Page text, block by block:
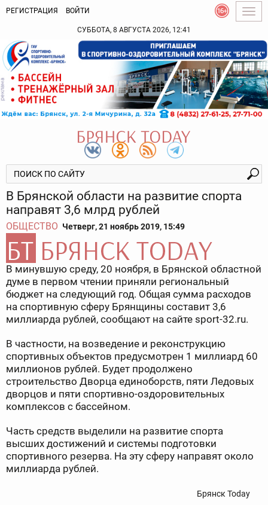
РЕГИСТРАЦИЯ ВОЙТИ
СУББОТА, 8 АВГУСТА 2026, 12:41
В Брянской области на развитие спорта
направят 3,6 млрд рублей
ОБЩЕСТВО Четверг, 21 ноябрь 2019, 15:49
В минувшую среду, 20 ноября, в Брянской областной
думе в первом чтении приняли региональный
бюджет на следующий год. Общая сумма расходов
на спортивную сферу Брянщины составит 3,6
миллиарда рублей, сообщают на сайте sport-32.ru.
В частности, на возведение и реконструкцию
спортивных объектов предусмотрен 1 миллиард 60
миллионов рублей. Будет продолжено
строительство Дворца единоборств, пяти Ледовых
дворцов и пяти спортивно-оздоровительных
комплексов с бассейном.
Часть средств выделили на развитие спорта
высших достижений и системы подготовки
спортивного резерва. На эту сферу направят около
миллиарда рублей.
Брянск Today